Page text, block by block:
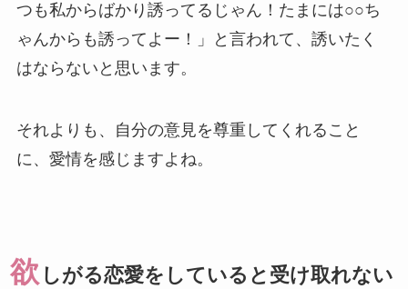
つも私からばかり誘ってるじゃん！たまには○○ち
ゃんからも誘ってよー！」と言われて、誘いたく
はならないと思います。
それよりも、自分の意見を尊重してくれること
に、愛情を感じますよね。
欲 しがる恋愛をしていると受け取れない